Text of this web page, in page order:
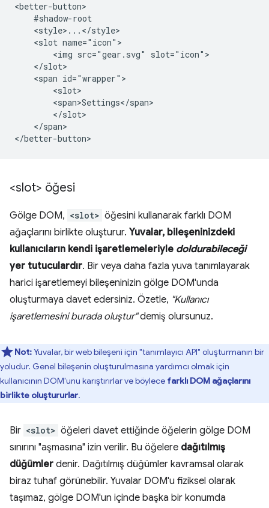
<better-button>
    #shadow-root
    <style>...</style>
    <slot name="icon">
        <img src="gear.svg" slot="icon">
    </slot>
    <span id="wrapper">
        <slot>
        <span>Settings</span>
        </slot>
    </span>
<slot> öğesi
Gölge DOM, <slot> öğesini kullanarak farklı DOM
ağaçlarını birlikte oluşturur. Yuvalar, bileşeninizdeki
kullanıcıların kendi işaretlemeleriyle doldurabileceği
yer tutuculardır. Bir veya daha fazla yuva tanımlayarak
harici işaretlemeyi bileşeninizin gölge DOM'unda
oluşturmaya davet edersiniz. Özetle, "Kullanıcı
işaretlemesini burada oluştur"demiş olursunuz.
Not:Yuvalar, bir web bileşeni için "tanımlayıcı API" oluşturmanın bir
yoludur. Genel bileşenin oluşturulmasına yardımcı olmak için
kullanıcının DOM'unu karıştırırlar ve böylece farklı DOM ağaçlarını
birlikte oluştururlar.
Bir <slot> öğeleri davet ettiğinde öğelerin gölge DOM
sınırını "aşmasına" izin verilir. Bu öğelere dağıtılmış
düğümler denir. Dağıtılmış düğümler kavramsal olarak
biraz tuhaf görünebilir. Yuvalar DOM'u fiziksel olarak
taşımaz, gölge DOM'un içinde başka bir konumda